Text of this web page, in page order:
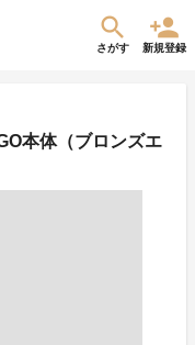
さがす 新規登録
本体（ブロンズエ